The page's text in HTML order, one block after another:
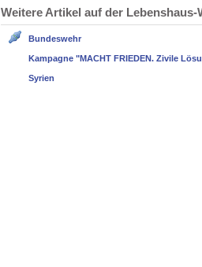
Weitere Artikel auf der
Bundeswehr
Kampagne "MACHT FRIEDEN. Zivile
Syrien